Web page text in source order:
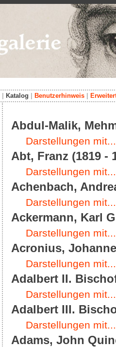
Katalog Benutzerhinweis
Abdul-Malik,
Darstellungen mit...
Abt, Franz (1819 -
Darstellungen mit...
Achenbach,
Darstellungen mit...
Ackermann, Karl
Darstellungen mit...
Acronius,
Darstellungen mit...
Adalbert II.
Darstellungen mit...
Adalbert III.
Darstellungen mit...
Adams, John